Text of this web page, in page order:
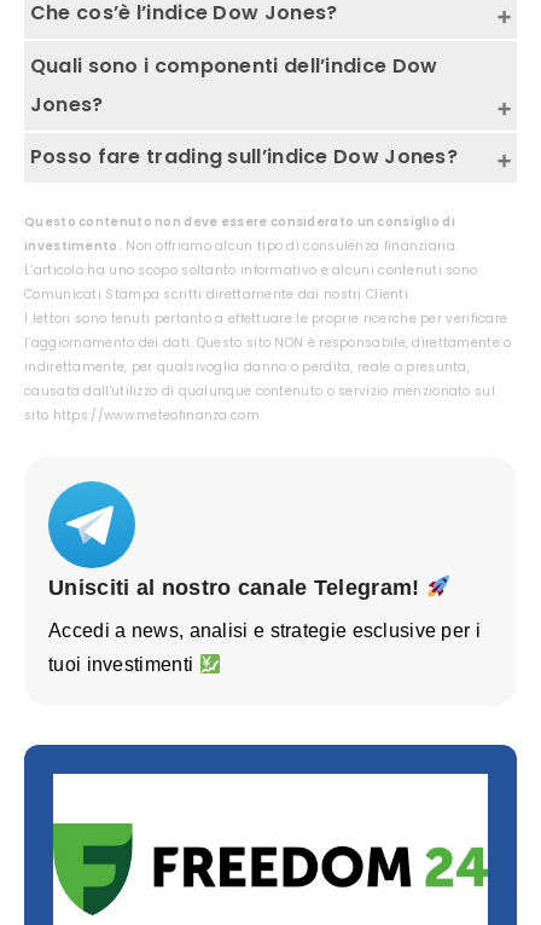
Che cos’è l’indice Dow Jones?
L’indice racchiude le 30 aziende più “redditizie”
quotate negli Stati Uniti d’America.
Quali sono i componenti dell’indice Dow
Jones?
I componenti variano, nell’articolo puoi trovare
Posso fare trading sull’indice Dow Jones?
eTorooPlus500puoi investire al rialzo o al
ribasso sul valore dell’indice.
Questo contenuto non deve essere considerato un consiglio di
investimento. Non offriamo alcun tipo di consulenza finanziaria.
L’articolo ha uno scopo soltanto informativo e alcuni contenuti sono
Comunicati Stampa scritti direttamente dai nostri Clienti.
I lettori sono tenuti pertanto a effettuare le proprie ricerche per verificare
l’aggiornamento dei dati. Questo sito NON è responsabile, direttamente o
indirettamente, per qualsivoglia danno o perdita, reale o presunta,
causata dall'utilizzo di qualunque contenuto o servizio menzionato sul
sito https://www.meteofinanza.com.
Unisciti al nostro canale Telegram!
Accedi a news, analisi e strategie esclusive per i
tuoi investimenti